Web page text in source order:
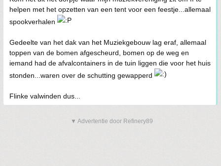
helpen met het opzetten van een tent voor een feestje...allemaal
spookverhalen
Gedeelte van het dak van het Muziekgebouw lag eraf, allemaal
toppen van de bomen afgescheurd, bomen op de weg en
iemand had de afvalcontainers in de tuin liggen die voor het huis
stonden...waren over de schutting gewapperd
Flinke valwinden dus...
▼ Advertentie door Refinery89